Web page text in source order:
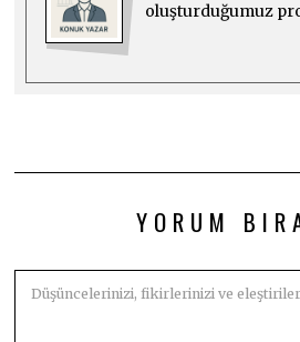
oluşturduğumuz
YORUM